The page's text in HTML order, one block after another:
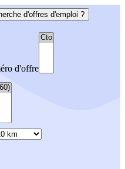
d'offres d'emploi ?
d'offre